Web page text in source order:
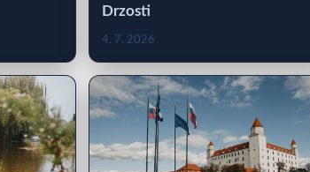
Drzosti
4. 7. 2026